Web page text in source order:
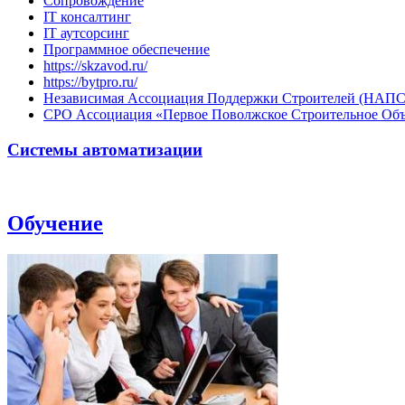
IT консалтинг
IT аутсорсинг
Программное обеспечение
https://skzavod.ru/
https://bytpro.ru/
Независимая Ассоциация Поддержки Строителей
СРО Ассоциация «Первое Поволжское Строительное
Системы автоматизации
Обучение